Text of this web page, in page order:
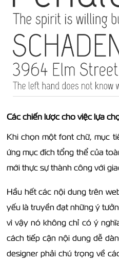
Các chiến lược cho việc lựa
Khi chọn một font chữ, mục
ứng mục đích tổng thể của
mới thực sự thành công với
Hầu hết các nội dung trên
yếu là truyền đạt những ý
vì vậy nó không chỉ có ý
cách tiếp cận nội dung dễ
designer phải chú trọng về